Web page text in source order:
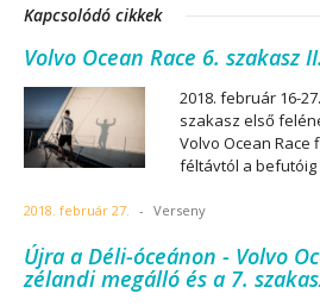
Kapcsolódó cikkek
Volvo Ocean Race 6. szakasz
2018. február 16-
szakasz első
Volvo Ocean
féltávtól a
2018. február 27. - Verseny
Újra a Déli-óceánon - Volvo
zélandi megálló és a 7.